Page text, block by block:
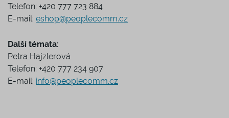
Telefon: +420 777 723 884
E-mail: eshop@peoplecomm.cz
Další témata:
Petra Hajzlerová
Telefon: +420 777 234 907
E-mail: info@peoplecomm.cz